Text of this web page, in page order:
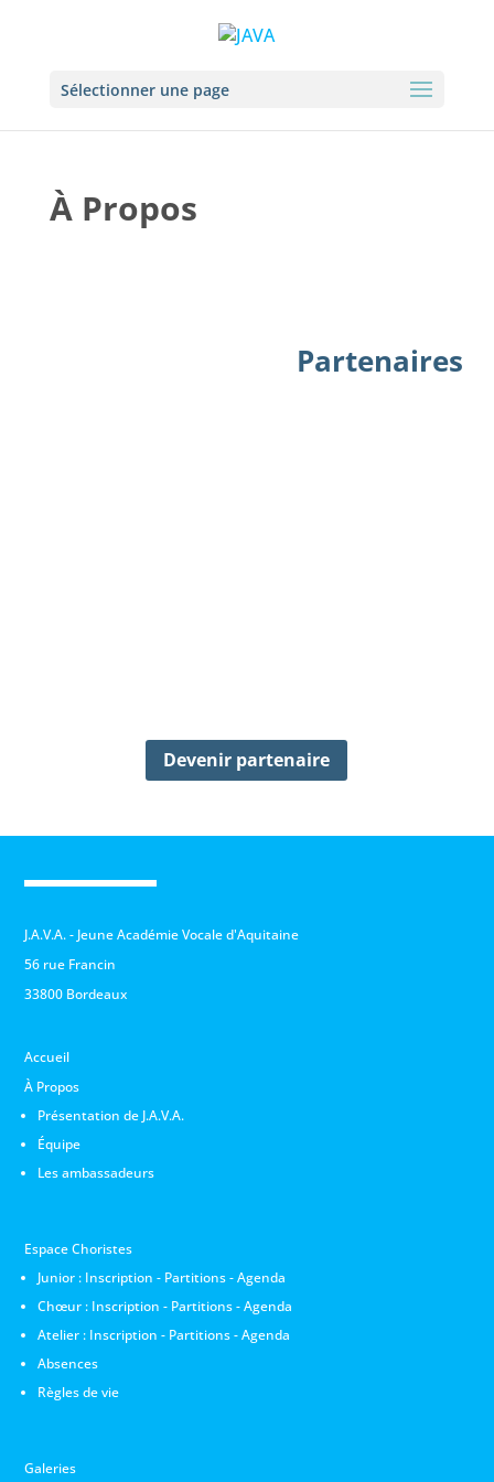
Sélectionner une page
À Propos
Partenaires
Devenir partenaire
J.A.V.A. - Jeune Académie Vocale d'Aquitaine
56 rue Francin
33800 Bordeaux
Accueil
À Propos
Présentation de J.A.V.A.
Équipe
Les ambassadeurs
Espace Choristes
Junior : Inscription - Partitions-Agenda
Chœur : Inscription - Partitions-Agenda
Atelier : Inscription - Partitions-Agenda
Absences
Règles de vie
Galeries